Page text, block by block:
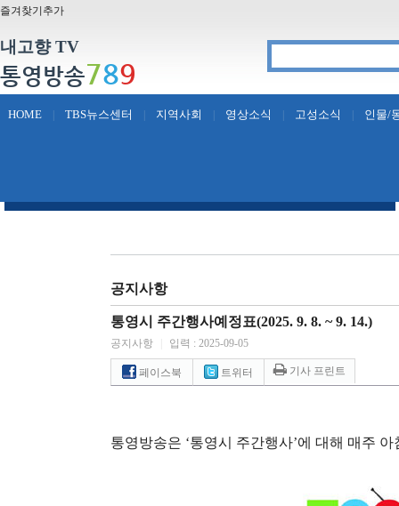
즐겨찾기추가
내고향 TV
통영방송789
HOME TBS뉴스센터 지역사회 영상소식 고성소식 인물/
공지사항
통영시 주간행사예정표(2025. 9. 8. ~ 9. 14.)
공지사항 입력 : 2025-09-05
페이스북 트위터 기사 프린트
통영방송은 ‘통영시 주간행사’에 대해 매주